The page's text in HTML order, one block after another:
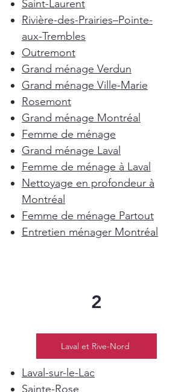
Saint-Laurent
Rivière-des-Prairies–Pointe-
aux-Trembles
Outremont
Grand ménage Verdun
Grand ménage Ville-Marie
Rosemont
Grand ménage Montréal
Femme de ménage
Grand ménage Laval
Femme de ménage à Laval
Nettoyage en profondeur à
Montréal
Femme de ménage Partout
Entretien ménager Montréal
2
Laval et Rive-Nord
Laval-sur-le-Lac
Sainte-Rose